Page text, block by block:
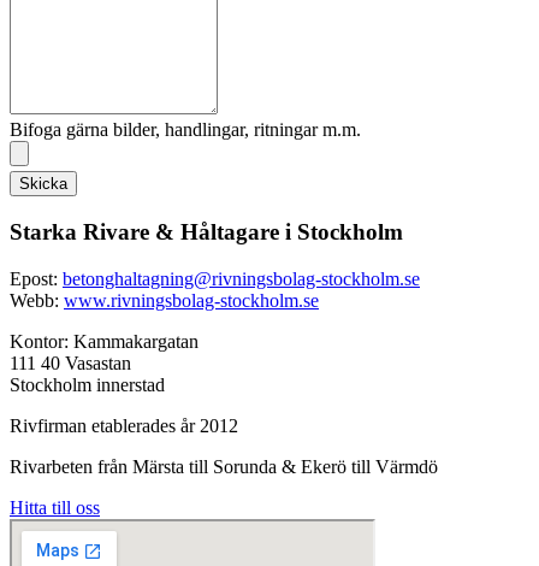
Bifoga gärna bilder, handlingar, ritningar m.m.
Skicka
Starka Rivare & Håltagare i Stockholm
Epost: betonghaltagning@rivningsbolag-stockholm.se
Webb: www.rivningsbolag-stockholm.se
Kontor: Kammakargatan
111 40 Vasastan
Stockholm innerstad
Rivfirman etablerades år 2012
Rivarbeten från Märsta till Sorunda & Ekerö till Värmdö
Hitta till oss